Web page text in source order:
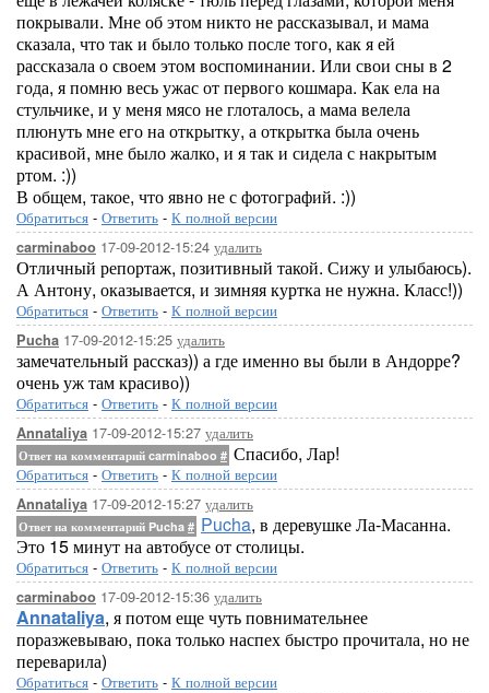
покрывали. Мне об этом никто не рассказывал, и мама
сказала, что так и было только после того, как я ей
рассказала о своем этом воспоминании. Или свои сны в 2
года, я помню весь ужас от первого кошмара. Как ела на
стульчике, и у меня мясо не глоталось, а мама велела
плюнуть мне его на открытку, а открытка была очень
красивой, мне было жалко, и я так и сидела с накрытым
ртом. :))
В общем, такое, что явно не с фотографий. :))
Обратиться - Ответить - К полной версии
carminaboo 17-09-2012-15:24 удалить
Отличный репортаж, позитивный такой. Сижу и улыбаюсь).
А Антону, оказывается, и зимняя куртка не нужна. Класс!))
Обратиться - Ответить - К полной версии
Pucha 17-09-2012-15:25 удалить
замечательный рассказ)) а где именно вы были в Андорре?
очень уж там красиво))
Обратиться - Ответить - К полной версии
Annataliya 17-09-2012-15:27 удалить
Ответ на комментарий carminaboo # Спасибо, Лар!
Обратиться - Ответить - К полной версии
Annataliya 17-09-2012-15:27 удалить
Ответ на комментарий Pucha # Pucha, в деревушке Ла-Масанна.
Это 15 минут на автобусе от столицы.
Обратиться - Ответить - К полной версии
carminaboo 17-09-2012-15:36 удалить
Annataliya, я потом еще чуть повнимательнее
поразжевываю, пока только наспех быстро прочитала, но не
переварила)
Обратиться - Ответить - К полной версии